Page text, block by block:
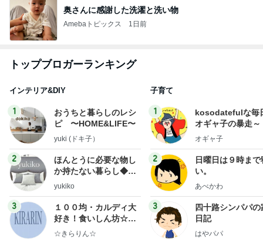
奥さんに感謝した洗濯と洗い物
Amebaトピックス 1日前
トップブロガーランキング
インテリア&DIY
1
おうちと暮らしのレシ
ピ 〜HOME&LIFE〜
yuki (ドキ子）
2
ほんとうに必要な物し
か持たない暮らし◆Ke
ep Life Simple◆〜イ
yukiko
3
１００均・カルディ大
好き！食いしん坊☆き
らりん☆のブログ
☆きらりん☆
子育て
1
kosodatefulな毎
オギャ子の暴走～
オギャ子
2
日曜日は９時まで
い。
あべかわ
3
四十路シンパパの
日記
はやパパ